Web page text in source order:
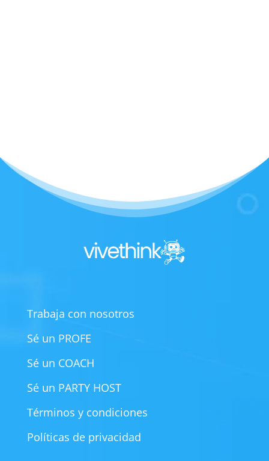
Trabaja con nosotros
Sé un PROFE
Sé un COACH
Sé un PARTY HOST
Términos y condiciones
Políticas de privacidad